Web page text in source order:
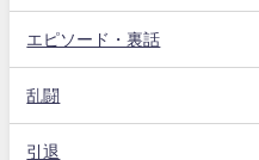
エピソード・裏話
乱闘
引退